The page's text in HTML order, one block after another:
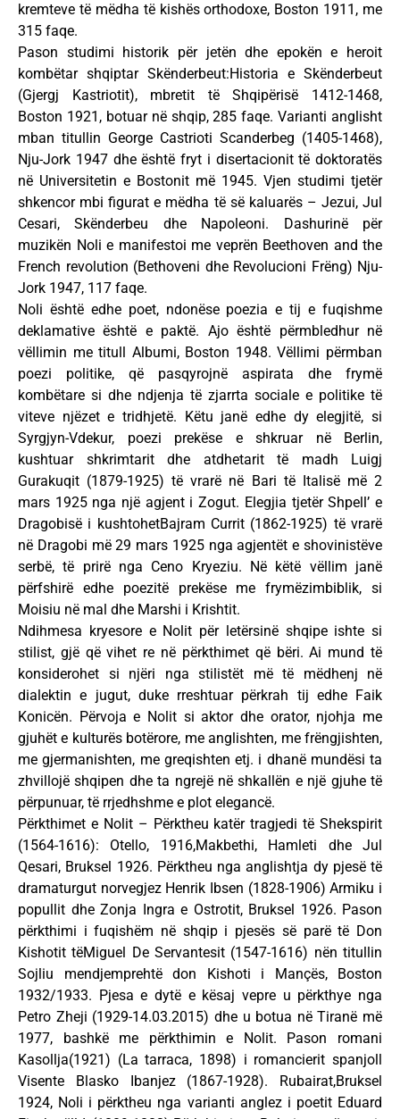
kremteve të mëdha të kishës orthodoxe, Boston 1911, me
315 faqe.
Pason studimi historik për jetën dhe epokën e heroit
kombëtar shqiptar Skënderbeut:Historia e Skënderbeut
(Gjergj Kastriotit), mbretit të Shqipërisë 1412-1468,
Boston 1921, botuar në shqip, 285 faqe. Varianti anglisht
mban titullin George Castrioti Scanderbeg (1405-1468),
Nju-Jork 1947 dhe është fryt i disertacionit të doktoratës
në Universitetin e Bostonit më 1945. Vjen studimi tjetër
shkencor mbi figurat e mëdha të së kaluarës – Jezui, Jul
Cesari, Skënderbeu dhe Napoleoni. Dashurinë për
muzikën Noli e manifestoi me veprën Beethoven and the
French revolution (Bethoveni dhe Revolucioni Frëng) Nju-
Jork 1947, 117 faqe.
Noli është edhe poet, ndonëse poezia e tij e fuqishme
deklamative është e paktë. Ajo është përmbledhur në
vëllimin me titull Albumi, Boston 1948. Vëllimi përmban
poezi politike, që pasqyrojnë aspirata dhe frymë
kombëtare si dhe ndjenja të zjarrta sociale e politike të
viteve njëzet e tridhjetë. Këtu janë edhe dy elegjitë, si
Syrgjyn-Vdekur, poezi prekëse e shkruar në Berlin,
kushtuar shkrimtarit dhe atdhetarit të madh Luigj
Gurakuqit (1879-1925) të vrarë në Bari të Italisë më 2
mars 1925 nga një agjent i Zogut. Elegjia tjetër Shpell’ e
Dragobisë i kushtohetBajram Currit (1862-1925) të vrarë
në Dragobi më 29 mars 1925 nga agjentët e shovinistëve
serbë, të prirë nga Ceno Kryeziu. Në këtë vëllim janë
përfshirë edhe poezitë prekëse me frymëzimbiblik, si
Moisiu në mal dhe Marshi i Krishtit.
Ndihmesa kryesore e Nolit për letërsinë shqipe ishte si
stilist, gjë që vihet re në përkthimet që bëri. Ai mund të
konsiderohet si njëri nga stilistët më të mëdhenj në
dialektin e jugut, duke rreshtuar përkrah tij edhe Faik
Konicën. Përvoja e Nolit si aktor dhe orator, njohja me
gjuhët e kulturës botërore, me anglishten, me frëngjishten,
me gjermanishten, me greqishten etj. i dhanë mundësi ta
zhvillojë shqipen dhe ta ngrejë në shkallën e një gjuhe të
përpunuar, të rrjedhshme e plot elegancë.
Përkthimet e Nolit – Përktheu katër tragjedi të Shekspirit
(1564-1616): Otello, 1916,Makbethi, Hamleti dhe Jul
Qesari, Bruksel 1926. Përktheu nga anglishtja dy pjesë të
dramaturgut norvegjez Henrik Ibsen (1828-1906) Armiku i
popullit dhe Zonja Ingra e Ostrotit, Bruksel 1926. Pason
përkthimi i fuqishëm në shqip i pjesës së parë të Don
Kishotit tëMiguel De Servantesit (1547-1616) nën titullin
Sojliu mendjemprehtë don Kishoti i Mançës, Boston
1932/1933. Pjesa e dytë e kësaj vepre u përkthye nga
Petro Zheji (1929-14.03.2015) dhe u botua në Tiranë më
1977, bashkë me përkthimin e Nolit. Pason romani
Kasollja(1921) (La tarraca, 1898) i romancierit spanjoll
Visente Blasko Ibanjez (1867-1928). Rubairat,Bruksel
1924, Noli i përktheu nga varianti anglez i poetit Eduard